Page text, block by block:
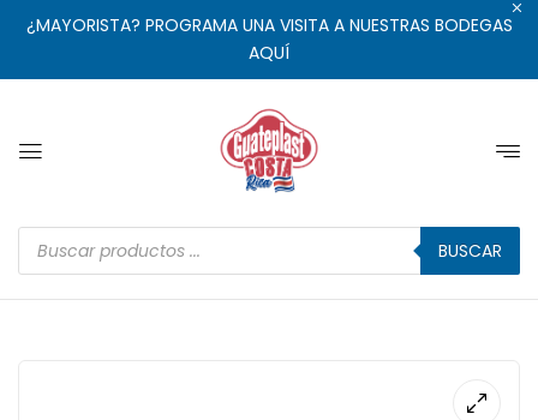
¿MAYORISTA? PROGRAMA UNA VISITA A NUESTRAS BODEGAS
AQUÍ
BUSCAR